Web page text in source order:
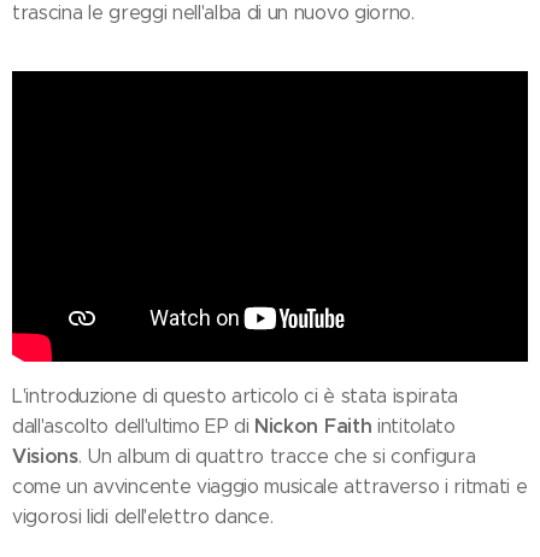
trascina le greggi nell'alba di un nuovo giorno.
L'introduzione di questo articolo ci è stata ispirata
dall'ascolto dell'ultimo EP di Nickon Faith intitolato
Visions. Un album di quattro tracce che si configura
come un avvincente viaggio musicale attraverso i ritmati e
vigorosi lidi dell'elettro dance.